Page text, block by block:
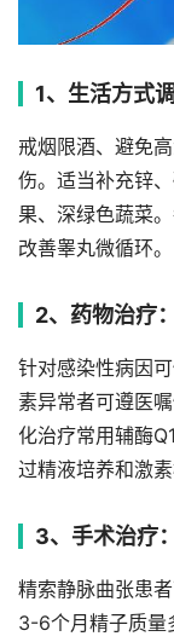
1、生活方式调
戒烟限酒、避免
伤。适当补充锌
果、深绿色蔬菜
改善睾丸微循环。
2、药物治疗：
针对感染性病因
素异常者可遵医
化治疗常用辅酶
过精液培养和激
3、手术治疗：
精索静脉曲张患
3-6个月精子质量